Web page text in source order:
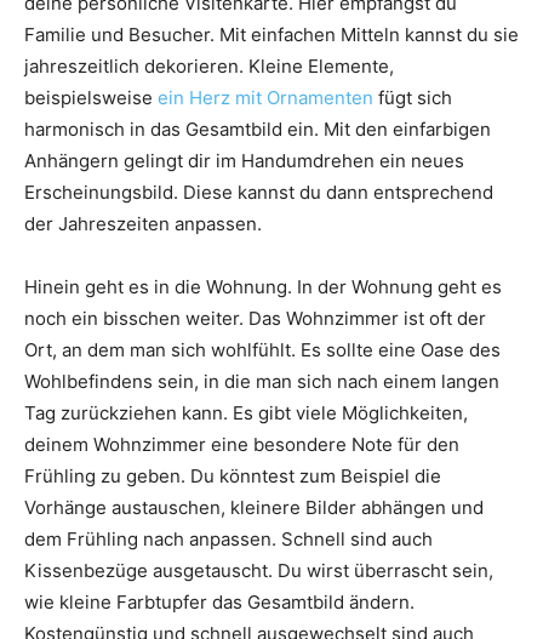
Familie und Besucher. Mit einfachen Mitteln kannst du sie
jahreszeitlich dekorieren. Kleine Elemente,
beispielsweise ein Herz mit Ornamenten fügt sich
harmonisch in das Gesamtbild ein. Mit den einfarbigen
Anhängern gelingt dir im Handumdrehen ein neues
Erscheinungsbild. Diese kannst du dann entsprechend
der Jahreszeiten anpassen.
Hinein geht es in die Wohnung. In der Wohnung geht es
noch ein bisschen weiter. Das Wohnzimmer ist oft der
Ort, an dem man sich wohlfühlt. Es sollte eine Oase des
Wohlbefindens sein, in die man sich nach einem langen
Tag zurückziehen kann. Es gibt viele Möglichkeiten,
deinem Wohnzimmer eine besondere Note für den
Frühling zu geben. Du könntest zum Beispiel die
Vorhänge austauschen, kleinere Bilder abhängen und
dem Frühling nach anpassen. Schnell sind auch
Kissenbezüge ausgetauscht. Du wirst überrascht sein,
wie kleine Farbtupfer das Gesamtbild ändern.
Kostengünstig und schnell ausgewechselt sind auch